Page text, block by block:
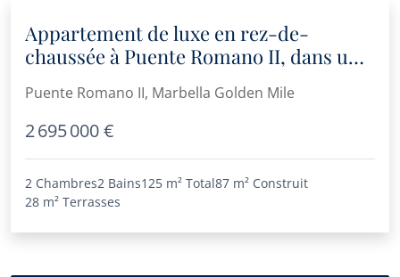
Appartement de luxe en rez-de-
chaussée à Puente Romano II, dans un
emplacement privilégié en bord de mer
sur le Golden Mile
Puente Romano II, Marbella Golden Mile
2 695 000 €
2 Chambres2 Bains125 m² Total87 m² Construit
28 m² Terrasses